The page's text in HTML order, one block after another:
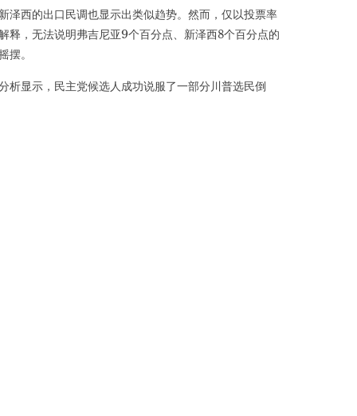
新泽西的出口民调也显示出类似趋势。然而，仅以投票率
释，无法说明弗吉尼亚9个百分点、新泽西8个百分点的
摆。
析显示，民主党候选人成功说服了一部分川普选民倒